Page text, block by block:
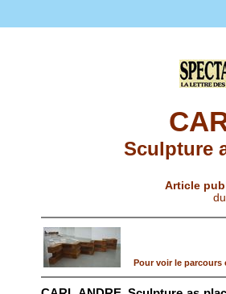
Sculpture
Article
Pour voir le